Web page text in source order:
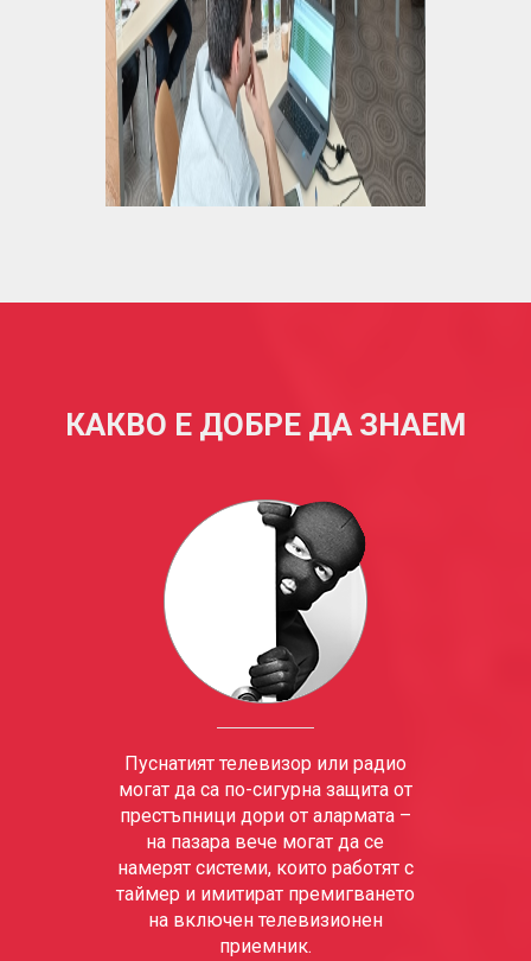
КАКВО Е ДОБРЕ ДА ЗНАЕМ
Пуснатият телевизор или радио
могат да са по-сигурна защита от
престъпници дори от алармата –
на пазара вече могат да се
намерят системи, които работят с
таймер и имитират премигването
на включен телевизионен
приемник.